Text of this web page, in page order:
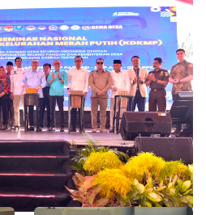
Perkuat Sinergi Percepatan